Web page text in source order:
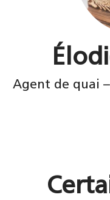
Agent de quai –